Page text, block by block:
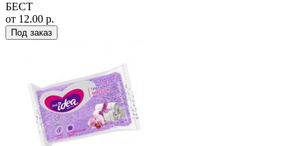
БЕСТ
от 12.00 р.
Под заказ